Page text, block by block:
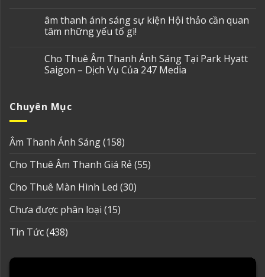
âm thanh ánh sáng sự kiện Hội thảo cần quan
tâm những yếu tố gì!
Cho Thuê Âm Thanh Ánh Sáng Tại Park Hyatt
Saigon – Dịch Vụ Của 247 Media
Chuyên Mục
Âm Thanh Ánh Sáng(158)
Cho Thuê Âm Thanh Giá Rẻ(55)
Cho Thuê Màn Hình Led (30)
Chưa được phân loại (15)
Tin Tức(438)